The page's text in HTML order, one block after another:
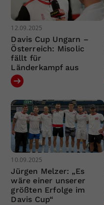
12.09.2025
Davis Cup Ungarn –
Österreich: Misolic
fällt für
Länderkampf aus
10.09.2025
Jürgen Melzer: „Es
wäre einer unserer
größten Erfolge im
Davis Cup“